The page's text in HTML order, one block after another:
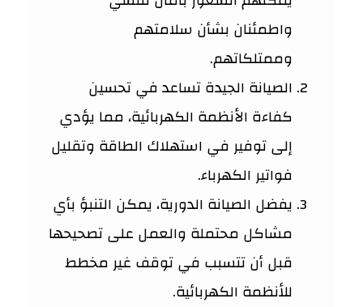
واطمئنان بشأن سلامتهم
وممتلكاتهم.
الصيانة الجيدة تساعد في تحسين
كفاءة الأنظمة الكهربائية، مما يؤدي
إلى توفير في استهلاك الطاقة وتقليل
فواتير الكهرباء.
يفضل الصيانة الدورية، يمكن التنبؤ بأي
مشاكل محتملة والعمل على تصحيحها
قبل أن تتسبب في توقف غير مخطط
للأنظمة الكهربائية.